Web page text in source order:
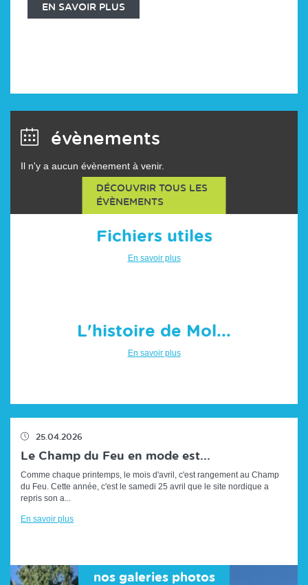
EN SAVOIR PLUS
EN SAVOIR PLUS
EN SAVOIR PLUS
EN SAVOIR PLUS
évènements
Il n'y a aucun évènement à venir.
DÉCOUVRIR TOUS LES
ÉVÈNEMENTS
Fichiers utiles
En savoir plus
L'histoire de Mol...
En savoir plus
25.04.2026
Le Champ du Feu en mode est...
Comme chaque printemps, le mois d'avril, c'est rangement au Champ
du Feu. Cette année, c'est le samedi 25 avril que le site nordique a
repris son a...
En savoir plus
nos galeries photos